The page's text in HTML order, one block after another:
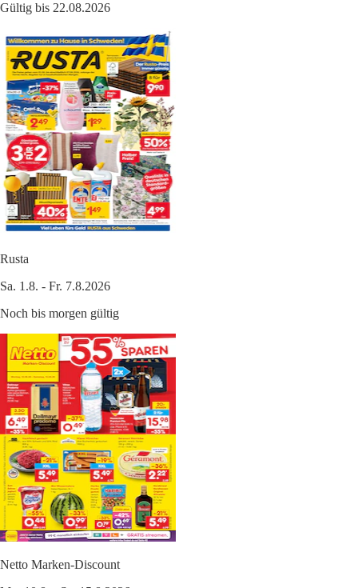
Gültig bis 22.08.2026
Rusta
Sa. 1.8. - Fr. 7.8.2026
Noch bis morgen gültig
Netto Marken-Discount